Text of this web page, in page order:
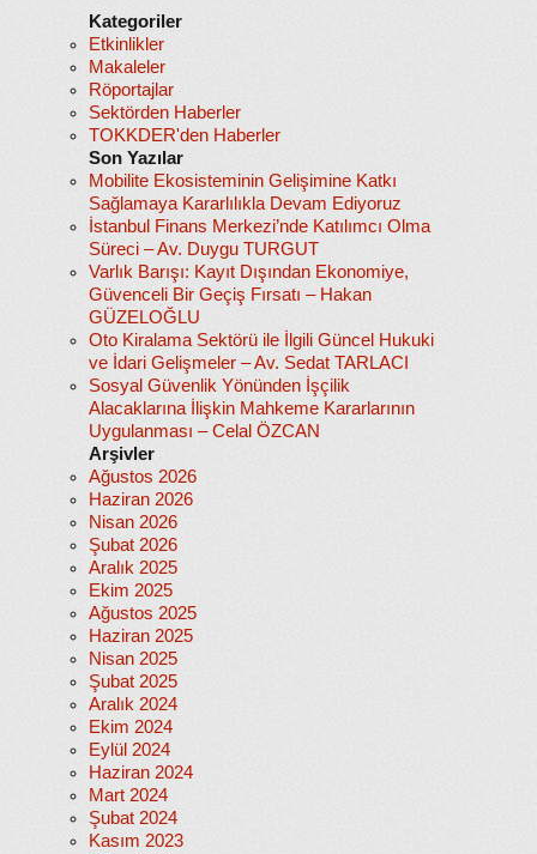
Kategoriler
Etkinlikler
Makaleler
Röportajlar
Sektörden Haberler
TOKKDER'den Haberler
Son Yazılar
Mobilite Ekosisteminin Gelişimine Katkı
Sağlamaya Kararlılıkla Devam Ediyoruz
İstanbul Finans Merkezi’nde Katılımcı Olma
Süreci – Av. Duygu TURGUT
Varlık Barışı: Kayıt Dışından Ekonomiye,
Güvenceli Bir Geçiş Fırsatı – Hakan
GÜZELOĞLU
Oto Kiralama Sektörü ile İlgili Güncel Hukuki
ve İdari Gelişmeler – Av. Sedat TARLACI
Sosyal Güvenlik Yönünden İşçilik
Alacaklarına İlişkin Mahkeme Kararlarının
Uygulanması – Celal ÖZCAN
Arşivler
Ağustos 2026
Haziran 2026
Nisan 2026
Şubat 2026
Aralık 2025
Ekim 2025
Ağustos 2025
Haziran 2025
Nisan 2025
Şubat 2025
Aralık 2024
Ekim 2024
Eylül 2024
Haziran 2024
Mart 2024
Şubat 2024
Kasım 2023